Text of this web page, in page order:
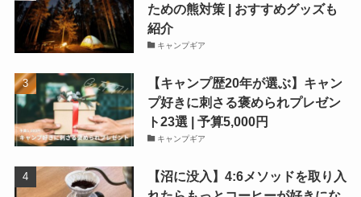
ための熊対策 | おすすめグッズも
紹介
キャンプギア
【キャンプ歴20年が選ぶ】キャン
プ好きに刺さる褒められプレゼン
ト23選 | 予算5,000円
キャンプギア
【沼に没入】4:6メソッドを取り入